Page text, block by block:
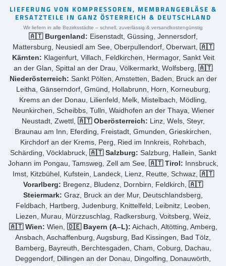
LIEFERUNG VON KOMPRESSOREN, MEMBRANGEBLÄSE &
ERSATZTEILE IN GANZ ÖSTERREICH & DEUTSCHLAND
Wir liefern in alle Bezirksstädte – schnell, zuverlässig & versandkostengünstig
🇦🇹 Burgenland: Eisenstadt, Güssing, Jennersdorf,
Mattersburg, Neusiedl am See, Oberpullendorf, Oberwart, 🇦🇹
Kärnten: Klagenfurt, Villach, Feldkirchen, Hermagor, Sankt Veit
an der Glan, Spittal an der Drau, Völkermarkt, Wolfsberg, 🇦🇹
Niederösterreich: Sankt Pölten, Amstetten, Baden, Bruck an der
Leitha, Gänserndorf, Gmünd, Hollabrunn, Horn, Korneuburg,
Krems an der Donau, Lilienfeld, Melk, Mistelbach, Mödling,
Neunkirchen, Scheibbs, Tulln, Waidhofen an der Thaya, Wiener
Neustadt, Zwettl, 🇦🇹 Oberösterreich: Linz, Wels, Steyr,
Braunau am Inn, Eferding, Freistadt, Gmunden, Grieskirchen,
Kirchdorf an der Krems, Perg, Ried im Innkreis, Rohrbach,
Schärding, Vöcklabruck, 🇦🇹 Salzburg: Salzburg, Hallein, Sankt
Johann im Pongau, Tamsweg, Zell am See, 🇦🇹 Tirol: Innsbruck,
Imst, Kitzbühel, Kufstein, Landeck, Lienz, Reutte, Schwaz, 🇦🇹
Vorarlberg: Bregenz, Bludenz, Dornbirn, Feldkirch, 🇦🇹
Steiermark: Graz, Bruck an der Mur, Deutschlandsberg,
Feldbach, Hartberg, Judenburg, Knittelfeld, Leibnitz, Leoben,
Liezen, Murau, Mürzzuschlag, Radkersburg, Voitsberg, Weiz,
🇦🇹 Wien: Wien, 🇩🇪 Bayern (A–L): Aichach, Altötting, Amberg,
Ansbach, Aschaffenburg, Augsburg, Bad Kissingen, Bad Tölz,
Bamberg, Bayreuth, Berchtesgaden, Cham, Coburg, Dachau,
Deggendorf, Dillingen an der Donau, Dingolfing, Donauwörth,